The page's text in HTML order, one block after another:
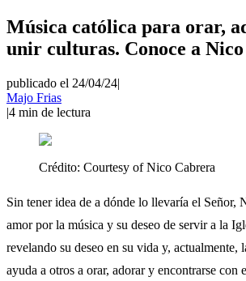
Música católica para orar,
unir culturas. Conoce a
publicado el 24/04/24|
Majo Frias
|4 min de lectura
Crédito: Courtesy of Nico Cabrera
Sin tener idea de a dónde lo llevaría el Señor,
amor por la música y su deseo de servir a la
revelando su deseo en su vida y, actualmente,
ayuda a otros a orar, adorar y encontrarse con